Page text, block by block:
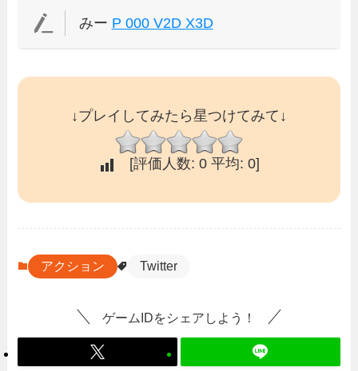
みー P 000 V2D X3D
↓プレイしてみたら星つけてみて↓
[評価人数: 0平均: 0]
アクション Twitter
ゲームIDをシェアしよう！